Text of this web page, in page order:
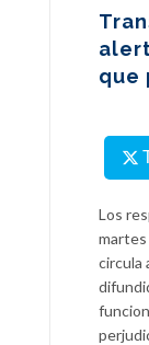
que
Los
martes
circula